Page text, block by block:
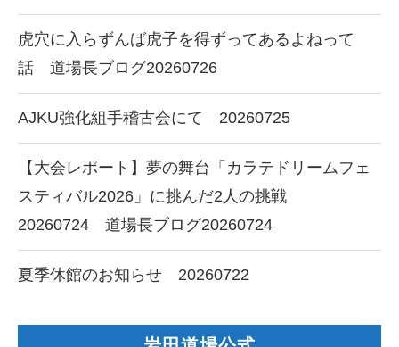
虎穴に入らずんば虎子を得ずってあるよねって
話 道場長ブログ20260726
AJKU強化組手稽古会にて 20260725
【大会レポート】夢の舞台「カラテドリームフェ
スティバル2026」に挑んだ2人の挑戦
20260724 道場長ブログ20260724
夏季休館のお知らせ 20260722